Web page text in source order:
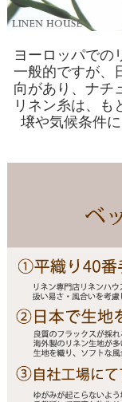
ヨーロッパでの
一般的ですが、
向があり、ナチ
リネン糸は、も
壌や気候条件